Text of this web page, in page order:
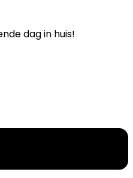
dag in huis!